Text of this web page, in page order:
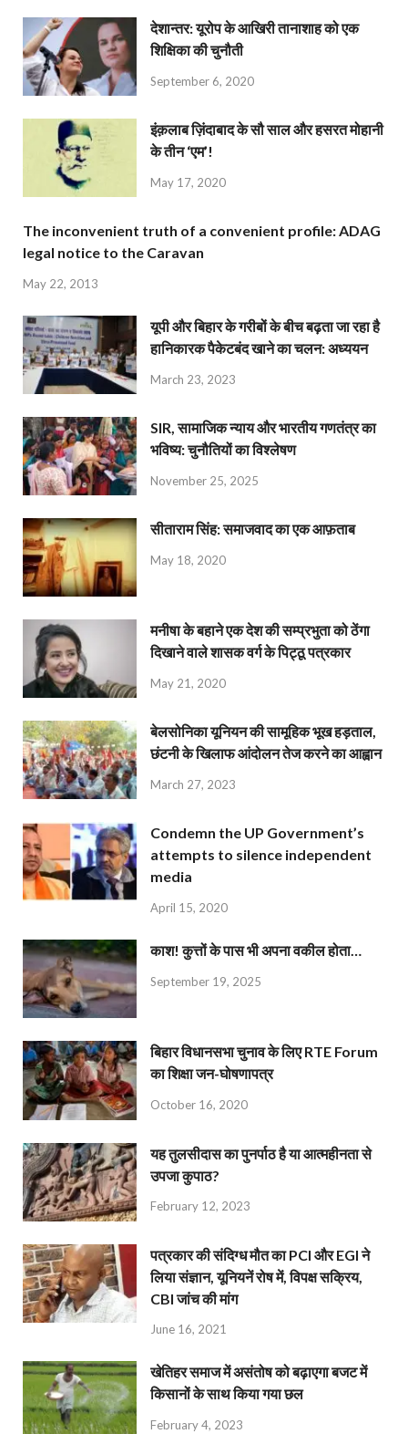
देशान्‍तर: यूरोप के आखिरी तानाशाह को एक
शिक्षिका की चुनौती
September 6, 2020
इंक़लाब ज़िंदाबाद के सौ साल और हसरत मोहानी
के तीन ‘एम’!
May 17, 2020
The inconvenient truth of a convenient profile: ADAG
legal notice to the Caravan
May 22, 2013
यूपी और बिहार के गरीबों के बीच बढ़ता जा रहा है
हानिकारक पैकेटबंद खाने का चलन: अध्ययन
March 23, 2023
SIR, सामाजिक न्याय और भारतीय गणतंत्र का
भविष्य: चुनौतियों का विश्लेषण
November 25, 2025
सीताराम सिंह: समाजवाद का एक आफ़ताब
May 18, 2020
मनीषा के बहाने एक देश की सम्प्रभुता को ठेंगा
दिखाने वाले शासक वर्ग के पिट्ठू पत्रकार
May 21, 2020
बेलसोनिका यूनियन की सामूहिक भूख हड़ताल,
छंटनी के खिलाफ आंदोलन तेज करने का आह्वान
March 27, 2023
Condemn the UP Government’s
attempts to silence independent
media
April 15, 2020
काश! कुत्तों के पास भी अपना वकील होता…
September 19, 2025
बिहार विधानसभा चुनाव के लिए RTE Forum
का शिक्षा जन-घोषणापत्र
October 16, 2020
यह तुलसीदास का पुनर्पाठ है या आत्महीनता से
उपजा कुपाठ?
February 12, 2023
पत्रकार की संदिग्ध मौत का PCI और EGI ने
लिया संज्ञान, यूनियनें रोष में, विपक्ष सक्रिय,
CBI जांच की मांग
June 16, 2021
खेतिहर समाज में असंतोष को बढ़ाएगा बजट में
किसानों के साथ किया गया छल
February 4, 2023